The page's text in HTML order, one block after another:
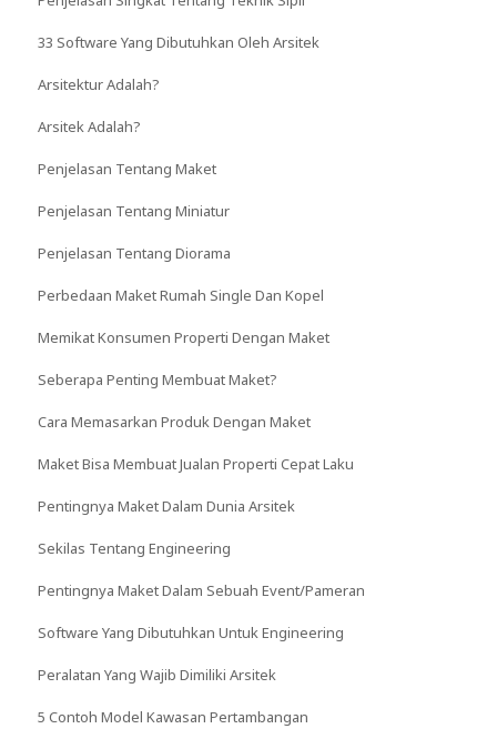
33 Software Yang Dibutuhkan Oleh Arsitek
Arsitektur Adalah?
Arsitek Adalah?
Penjelasan Tentang Maket
Penjelasan Tentang Miniatur
Penjelasan Tentang Diorama
Perbedaan Maket Rumah Single Dan Kopel
Memikat Konsumen Properti Dengan Maket
Seberapa Penting Membuat Maket?
Cara Memasarkan Produk Dengan Maket
Maket Bisa Membuat Jualan Properti Cepat Laku
Pentingnya Maket Dalam Dunia Arsitek
Sekilas Tentang Engineering
Pentingnya Maket Dalam Sebuah Event/Pameran
Software Yang Dibutuhkan Untuk Engineering
Peralatan Yang Wajib Dimiliki Arsitek
5 Contoh Model Kawasan Pertambangan